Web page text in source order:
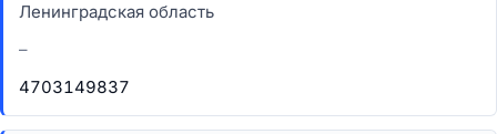
Ленинградская область
–
4703149837